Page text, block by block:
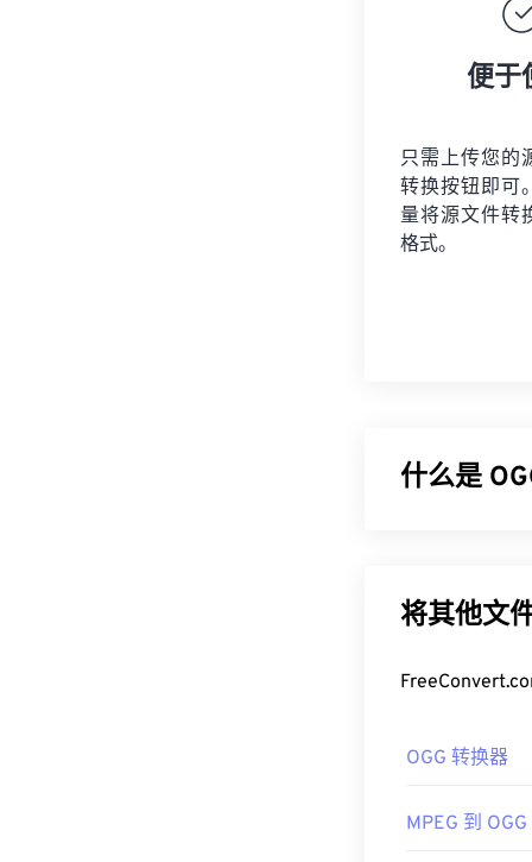
便于
只需上传您的
转换按钮即可
量将源文件转
格式。
什么是
据、艺术家和
脑或移动设备
将其他文
OGG 转换器
MPEG 到 OGG